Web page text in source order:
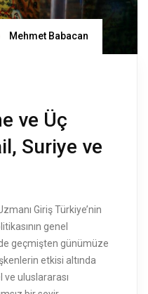
Mehmet Babacan
ve Üç
Suriye ve
Giriş Türkiye’nin
genel
geçmişten günümüze
etkisi altında
uluslararası